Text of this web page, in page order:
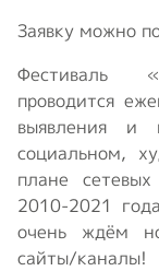
Заявку можно
Фестиваль
проводится
выявления и
социальном,
плане
2010-2021
очень ждём
сайты/каналы!